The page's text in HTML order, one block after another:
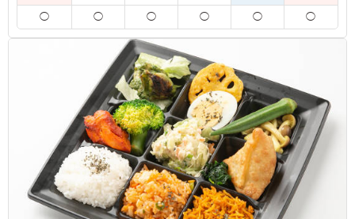
※選べるカレーは「チキンカレー」「キーマカレー」「ほうれ
ん草カレー」「バターチキンカレー(＋50円)」から1種類を下
記のプルダウンよりお選びください。
◯ ◯ ◯ ◯ ◯ ◯